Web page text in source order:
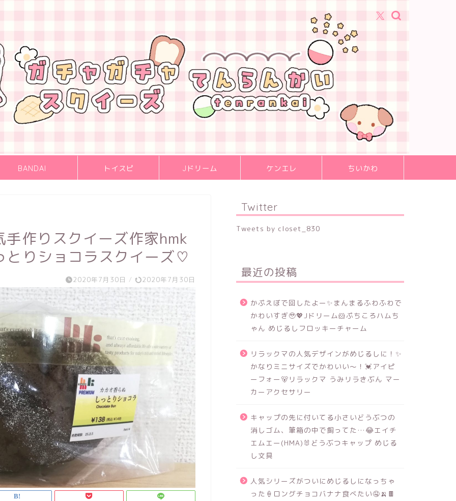
BANDAI トイスピ Jドリーム ケンエレ ちいかわ
作りスクイーズ作家hmk
りショコラスクイーズ♡
2020年7月30日 / 2020年7月30日
Twitter
Tweets by closet_830
最近の投稿
かぷえぼで回したよー✨まんまるふわふわで
かわいすぎ🥹💖Jドリーム🐹ぷちころハムち
ゃん めじるしフロッキーチャーム
リラックマの人気デザインがめじるしに！✨
かなりミニサイズでかわいい～！💓アイピ
ーフォー🐻リラックマ うみリラきぶん マー
カーアクセサリー
キャップの先に付いてる小さいどうぶつの
消しゴム、筆箱の中で飼ってた…😂エイチ
エムエー(HMA)🐰どうぶつキャップ めじる
し文具
人気シリーズがついにめじるしになっちゃ
った🍦ロングチョコバナナ食べたい🤤🍌🍫